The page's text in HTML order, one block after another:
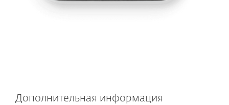
Дополнительная информация